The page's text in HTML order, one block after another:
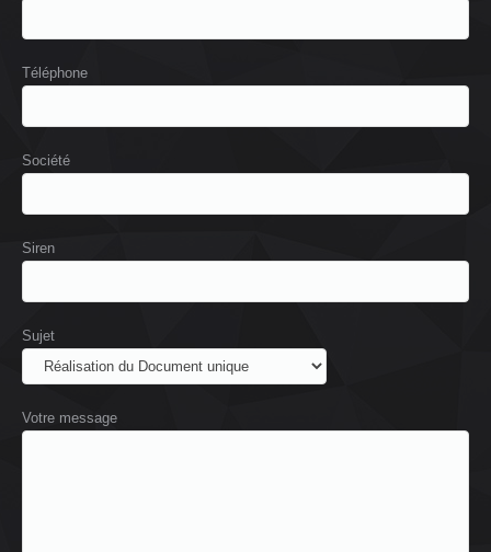
Téléphone
Société
Siren
Sujet
Votre message